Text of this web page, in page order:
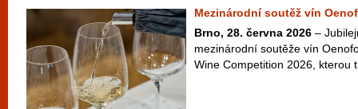
Mezinárodní soutěž vín
Brno, 28. června 2026 –
mezinárodní soutěže vín
Wine Competition 2026, kterou